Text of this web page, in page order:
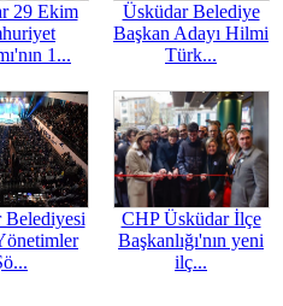
29 Ekim
1...
Üsküdar Belediye
Başkan Adayı Hilmi
Türk...
Belediyesi
CHP Üsküdar İlçe
Başkanlığı'nın yeni
ilç...